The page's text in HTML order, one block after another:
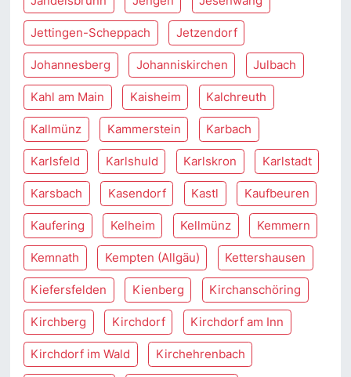
Jettingen-Scheppach Jetzendorf
Johannesberg Johanniskirchen Julbach
Kahl am Main Kaisheim Kalchreuth
Kallmünz Kammerstein Karbach
Karlsfeld Karlshuld Karlskron Karlstadt
Karsbach Kasendorf Kastl Kaufbeuren
Kaufering Kelheim Kellmünz Kemmern
Kemnath Kempten (Allgäu) Kettershausen
Kiefersfelden Kienberg Kirchanschöring
Kirchberg Kirchdorf Kirchdorf am Inn
Kirchdorf im Wald Kirchehrenbach